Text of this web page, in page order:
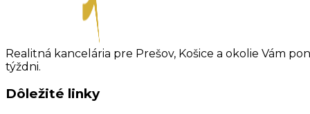
Realitná kancelária pre Prešov, Košice a okolie Vám
týždni.
Dôležité linky